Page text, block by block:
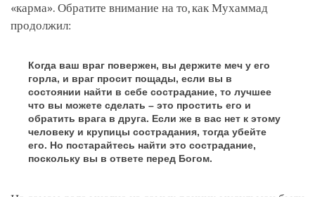
«карма». Обратите внимание на то, как Мухаммад
продолжил:
Когда ваш враг повержен, вы держите меч у его
горла, и враг просит пощады, если вы в
состоянии найти в себе сострадание, то лучшее
что вы можете сделать – это простить его и
обратить врага в друга. Если же в вас нет к этому
человеку и крупицы сострадания, тогда убейте
его. Но постарайтесь найти это сострадание,
поскольку вы в ответе перед Богом.